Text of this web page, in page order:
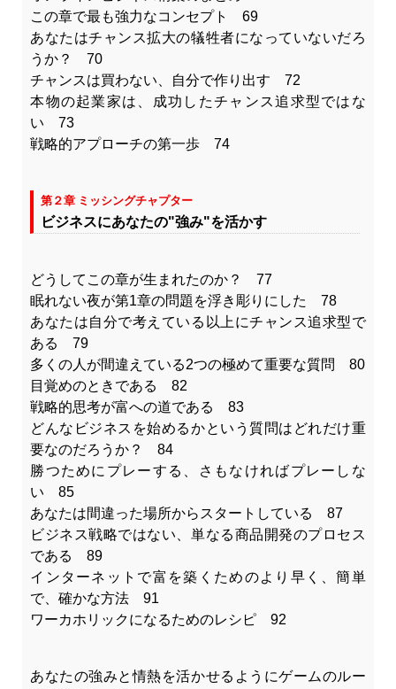
この章で最も強力なコンセプト 69
あなたはチャンス拡大の犠牲者になっていないだろ
うか？ 70
チャンスは買わない、自分で作り出す 72
本物の起業家は、成功したチャンス追求型ではな
い 73
戦略的アプローチの第一歩 74
第２章 ミッシングチャプター
ビジネスにあなたの"強み"を活かす
どうしてこの章が生まれたのか？ 77
眠れない夜が第1章の問題を浮き彫りにした 78
あなたは自分で考えている以上にチャンス追求型で
ある 79
多くの人が間違えている2つの極めて重要な質問 80
目覚めのときである 82
戦略的思考が富への道である 83
どんなビジネスを始めるかという質問はどれだけ重
要なのだろうか？ 84
勝つためにプレーする、さもなければプレーしな
い 85
あなたは間違った場所からスタートしている 87
ビジネス戦略ではない、単なる商品開発のプロセス
である 89
インターネットで富を築くためのより早く、簡単
で、確かな方法 91
ワーカホリックになるためのレシピ 92
あなたの強みと情熱を活かせるようにゲームのルー